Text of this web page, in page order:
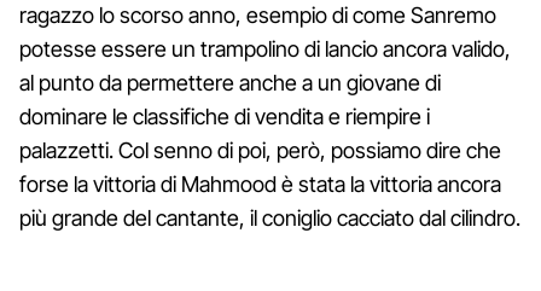
ragazzo lo scorso anno, esempio di come Sanremo
potesse essere un trampolino di lancio ancora valido,
al punto da permettere anche a un giovane di
dominare le classifiche di vendita e riempire i
palazzetti. Col senno di poi, però, possiamo dire che
forse la vittoria di Mahmood è stata la vittoria ancora
più grande del cantante, il coniglio cacciato dal cilindro.